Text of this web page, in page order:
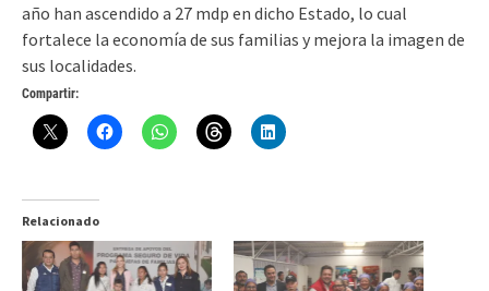
año han ascendido a 27 mdp en dicho Estado, lo cual
fortalece la economía de sus familias y mejora la imagen de
sus localidades.
Compartir:
Relacionado